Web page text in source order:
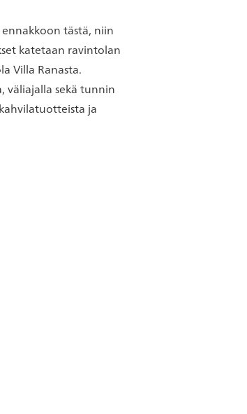
tästä, niin
katetaan ravintolan
Villa Ranasta.
väliajalla sekä tunnin
ja